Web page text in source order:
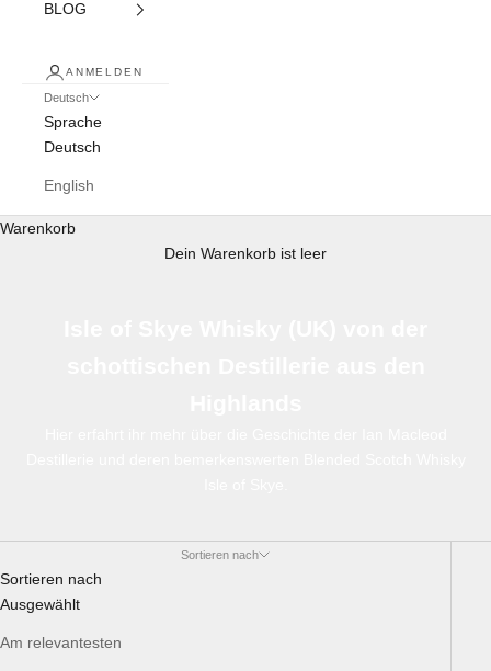
BLOG
ANMELDEN
Deutsch
Sprache
Deutsch
English
Warenkorb
Dein Warenkorb ist leer
Sortieren nach
Sortieren nach
Ausgewählt
Am relevantesten